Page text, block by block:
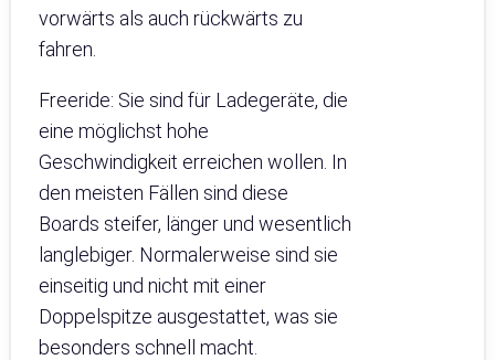
vorwärts als auch rückwärts zu
fahren.
Freeride: Sie sind für Ladegeräte, die
eine möglichst hohe
Geschwindigkeit erreichen wollen. In
den meisten Fällen sind diese
Boards steifer, länger und wesentlich
langlebiger. Normalerweise sind sie
einseitig und nicht mit einer
Doppelspitze ausgestattet, was sie
besonders schnell macht.